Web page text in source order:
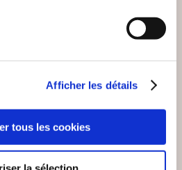
Afficher les détails
tous les cookies
MA VIE À VOIX NUE
Autobiographie
15€00